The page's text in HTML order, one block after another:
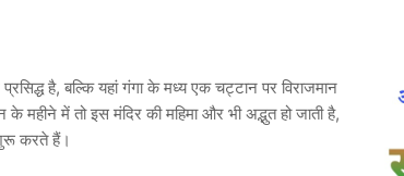
है, बल्कि यहां गंगा के मध्य एक चट्टान पर विराजमान
में तो इस मंदिर की महिमा और भी अद्भुत हो जाती है,
करते हैं।